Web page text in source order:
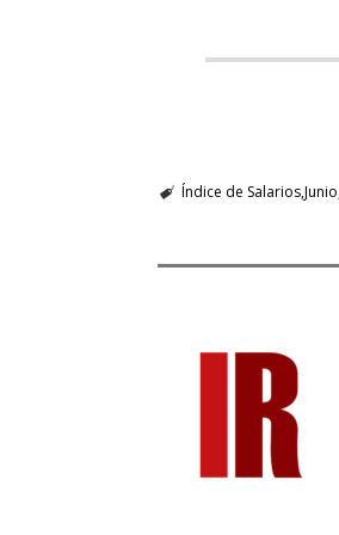
Índice de SalariosJunio